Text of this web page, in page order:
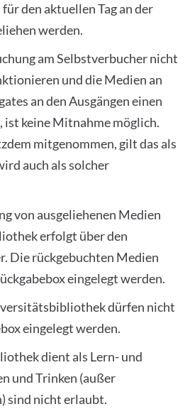
den aktuellen Tag an der
werden.
am Selbstverbucher nicht
und die Medien an
an den Ausgängen einen
ist keine Mitnahme möglich.
mitgenommen, gilt das als
auch als solcher
von ausgeliehenen Medien
erfolgt über den
Die rückgebuchten Medien
eingelegt werden.
dürfen nicht
eingelegt werden.
dient als Lern- und
und Trinken (außer
sind nicht erlaubt.